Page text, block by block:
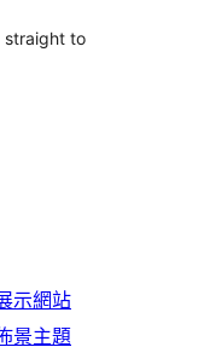
straight to
示網站
景主題